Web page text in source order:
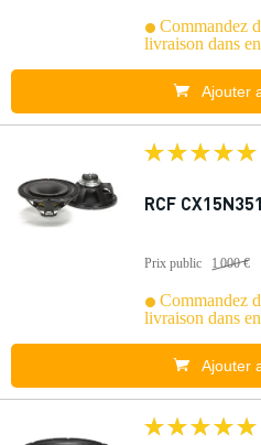
Commandez
livraison dans
Ajouter
RCF
Prix public 1 000 €
Commandez
livraison dans
Ajouter